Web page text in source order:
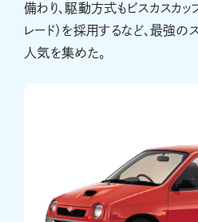
備わり、駆動方式もビスカスカ
レード）を採用するなど、最強
人気を集めた。